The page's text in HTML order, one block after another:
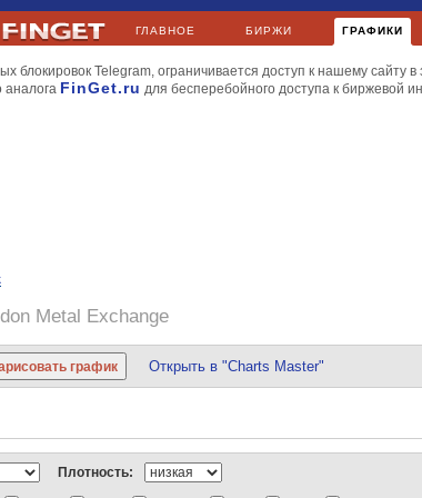
ГЛАВНОЕ БИРЖИ ГРАФИКИ
блокировок Telegram, ограничивается доступ к нашему сайту в
аналога FinGet.ru для бесперебойного доступа к биржевой
Metal Exchange
Открыть в "Charts Master"
Киви ЛУКойл Мечел МТС НорНикель РусГидро Сбербанк
НорНикель Роснефть Ростелеком
Плотность: